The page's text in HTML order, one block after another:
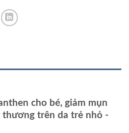
cho bé, giảm mụn
thương trên da trẻ nhỏ -